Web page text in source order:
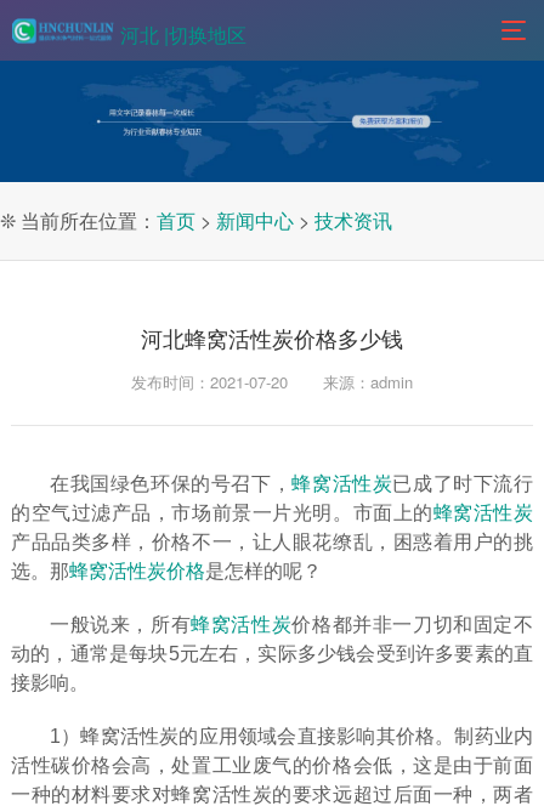
河北 |切换地区
❊ 当前所在位置： 首页 > 新闻中心 > 技术资讯
河北蜂窝活性炭价格多少钱
发布时间：2021-07-20 来源：admin
在我国绿色环保的号召下，蜂窝活性炭已成了时下流行
的空气过滤产品，市场前景一片光明。市面上的蜂窝活性炭
产品品类多样，价格不一，让人眼花缭乱，困惑着用户的挑
选。那蜂窝活性炭价格是怎样的呢？
一般说来，所有蜂窝活性炭价格都并非一刀切和固定不
动的，通常是每块5元左右，实际多少钱会受到许多要素的直
接影响。
1）蜂窝活性炭的应用领域会直接影响其价格。制药业内
活性碳价格会高，处置工业废气的价格会低，这是由于前面
一种的材料要求对蜂窝活性炭的要求远超过后面一种，两者